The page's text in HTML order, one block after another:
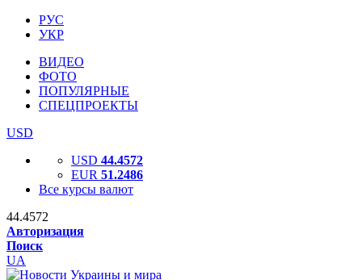
РУС
УКР
ВИДЕО
ФОТО
ПОПУЛЯРНЫЕ
СПЕЦПРОЕКТЫ
USD
USD 44.4572
EUR 51.2486
Все курсы валют
44.4572
Авторизация
Поиск
UA